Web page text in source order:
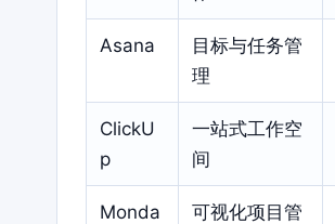
Asana
目标与任务管
理
ClickU
p
一站式工作空
间
Monda
可视化项目管